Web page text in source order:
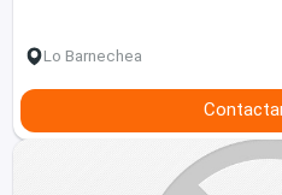
Lo Barnechea